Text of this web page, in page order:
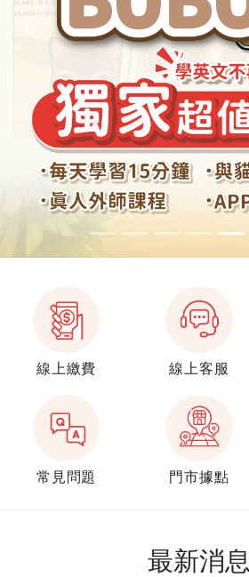
Previous
線上繳費 線上客服
常見問題 門市據點
最新消息